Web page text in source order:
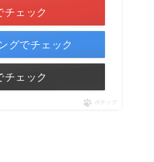
チェック
グでチェック
チェック
ポチップ